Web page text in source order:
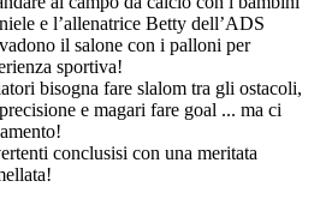
e l’allenatrice Betty dell’ADS
il salone con i palloni per
sportiva!
bisogna fare slalom tra gli ostacoli,
e magari fare goal ... ma ci
conclusisi con una meritata